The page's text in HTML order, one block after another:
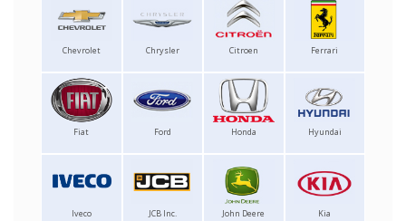
Chevrolet Chrysler Citroen Ferrari
Fiat Ford Honda Hyundai
Iveco JCB Inc. John Deere Kia